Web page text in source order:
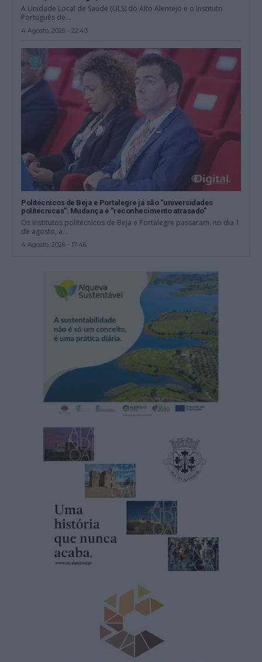
A Unidade Local de Saúde (ULS) do Alto Alentejo e o Instituto
Português de...
4 Agosto, 2026 - 22:43
Politécnicos de Beja e Portalegre já são “universidades
politécnicas”: Mudança é “reconhecimento atrasado”
Os institutos politécnicos de Beja e Portalegre passaram, no dia 1
de agosto, a...
4 Agosto, 2026 - 17:46